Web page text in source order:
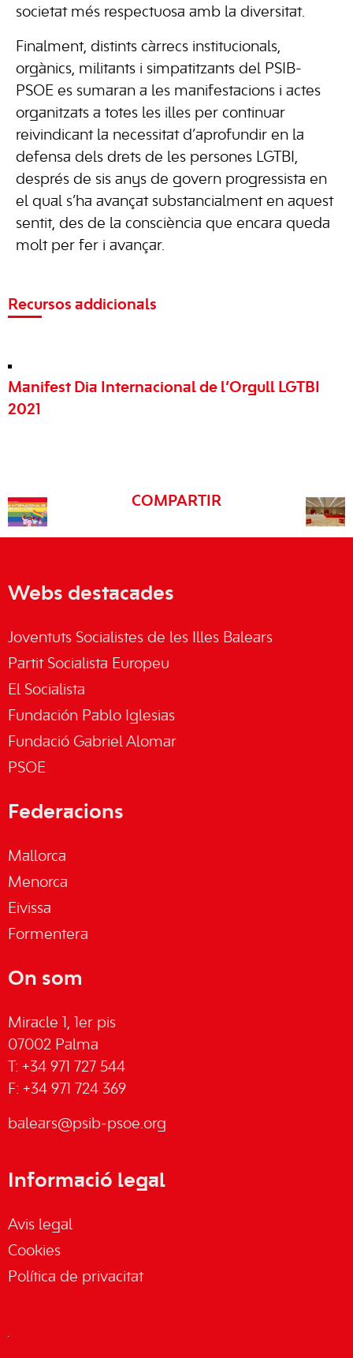
societat més respectuosa amb la diversitat.
Finalment, distints càrrecs institucionals,
orgànics, militants i simpatitzants del PSIB-
PSOE es sumaran a les manifestacions i actes
organitzats a totes les illes per continuar
reivindicant la necessitat d’aprofundir en la
defensa dels drets de les persones LGTBI,
després de sis anys de govern progressista en
el qual s’ha avançat substancialment en aquest
sentit, des de la consciència que encara queda
molt per fer i avançar.
Recursos addicionals
Manifest Dia Internacional de l’Orgull LGTBI
2021
COMPARTIR
Webs destacades
Joventuts Socialistes de les Illes Balears
Partit Socialista Europeu
El Socialista
Fundación Pablo Iglesias
Fundació Gabriel Alomar
PSOE
Federacions
Mallorca
Menorca
Eivissa
Formentera
On som
Miracle 1, 1er pis
07002 Palma
T: +34 971 727 544
F: +34 971 724 369
balears@psib-psoe.org
Informació legal
Avis legal
Cookies
Política de privacitat